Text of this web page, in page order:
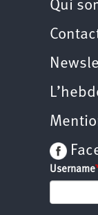
Qui
Username